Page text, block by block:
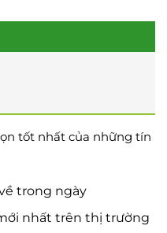
tốt nhất của những tín
trong ngày
nhất trên thị trường